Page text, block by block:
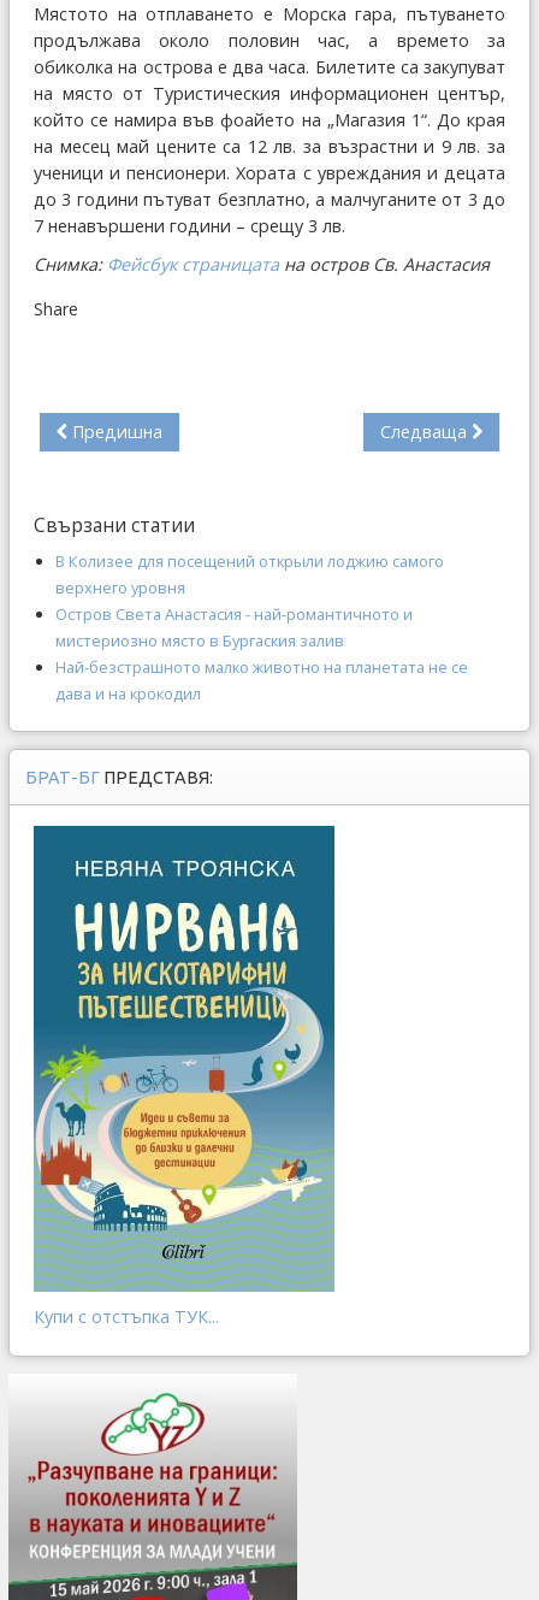
Мястото на отплаването е Морска гара, пътуването
продължава около половин час, а времето за
обиколка на острова е два часа. Билетите са закупуват
на място от Туристическия информационен център,
който се намира във фоайето на „Магазия 1“. До края
на месец май цените са 12 лв. за възрастни и 9 лв. за
ученици и пенсионери. Хората с увреждания и децата
до 3 години пътуват безплатно, а малчуганите от 3 до
7 ненавършени години – срещу 3 лв.
Снимка: Фейсбук страницатана остров Св. Анастасия
Share
Предишна Следваща
Свързани статии
В Колизее для посещений открыли лоджию самого
верхнего уровня
Остров Света Анастасия - най-романтичното и
мистериозно място в Бургаския залив
Най-безстрашното малко животно на планетата не се
дава и на крокодил
БРАТ-БГ ПРЕДСТАВЯ:
Купи с отстъпка ТУК...